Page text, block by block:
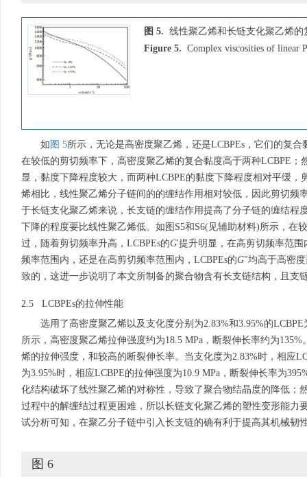
图 5. 线性聚乙烯和长链支化聚乙烯的
Figure 5. Complex viscosities of linear
如 图 5所示，无论是高密度聚乙烯，还是LCBPEs，它们的复
在较低的剪切频率下，高密度聚乙烯的复合黏度高于两种LCBPE
显，黏度下降程度较大，而两种LCBPE的黏度下降程度相对平缓
烯相比，线性聚乙烯分子链间的的缠结作用相对较低，因此剪切
于长链支化聚乙烯来说，长支链的缠结作用提高了分子链的缠结
下降的程度要比线性聚乙烯低。如图S5和S6(见辅助材料)所示，在
过，随着剪切频率升高，LCBPEs的G'提升明显，在高剪切频率范围
频率范围内，还是在高剪切频率范围内，LCBPEs的G″均高于高密
致的，这进一步说明了本文所制备的聚合物含有长支链结构，且支
2.5 LCBPEs的拉伸性能
选用了高密度聚乙烯以及支化度分别为2.83%和3.95%的
所示，高密度聚乙烯拉伸强度约为18.5 MPa，断裂伸长率约为
烯的拉伸强度，和较高的断裂伸长率。当支化度为2.83%时，相应
为3.95%时，相应LCBPE的拉伸强度为10.9 MPa，断裂伸长率为
化结构破坏了线性聚乙烯的对称性，导致了聚合物结晶度的降低
过程中的解缠结过程更困难，所以长链支化聚乙烯的塑性变形能
试分析可知，在聚乙分子链中引入长支链的确有利于提高其机械韧
图 6